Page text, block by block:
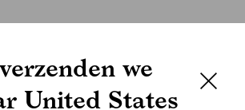
Nederland Nederlandswe
United States